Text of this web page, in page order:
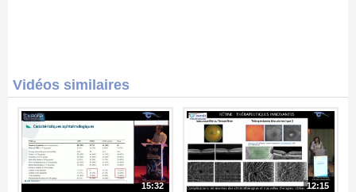
Vidéos similaires
15:32 12:15